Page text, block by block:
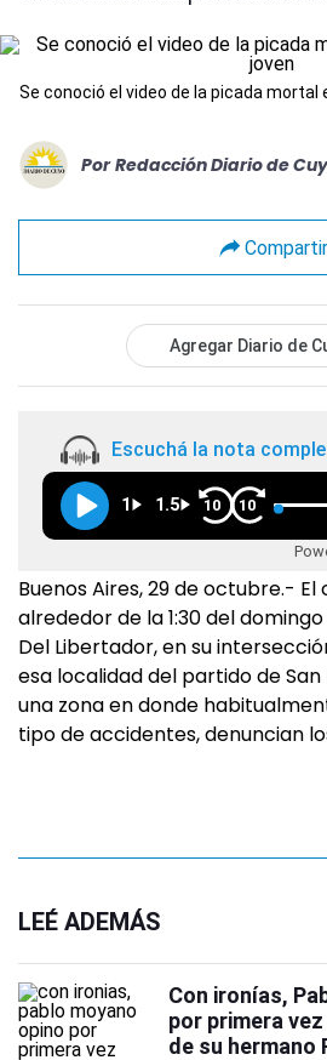
Se conoció el video de la picada mortal
Por Redacción Diario de
Compartir
Agregar Diario de
Escuchá la nota
1 1.5 10 10
Buenos Aires, 29 de octubre.-
alrededor de la 1:30 del
Del Libertador, en su
esa localidad del partido de
una zona en donde
tipo de accidentes, denuncian
LEÉ ADEMÁS
Con ironías,
por primera
de su hermano